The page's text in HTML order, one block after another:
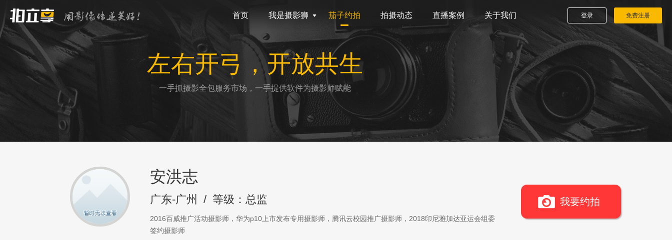
首页 我是摄影狮 茄子约拍 拍摄动态 直播案例 关于我们 登录 免费注册
左右开弓，开放共生
一手抓摄影全包服务市场，一手提供软件为摄影师赋能
安洪志
广东-广州 / 等级：总监
2016百威推广活动摄影师，华为p10上市发布专用摄影师，腾讯云校园推广摄影师，2018印尼雅加达亚运会组委
签约摄影师
我要约拍